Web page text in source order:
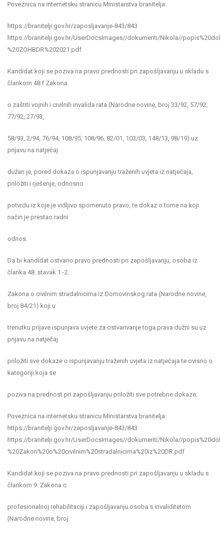
Poveznica na internetsku stranicu Ministarstva branitelja:
https://branitelji.gov.hr/zaposljavanje-843/843
https://branitelji.gov.hr/UserDocsImages//dokumenti/Nikola//
%20ZOHBDR%202021.pdf
Kandidat koji se poziva na pravo prednosti pri zapošljavanju u skladu s
člankom 48.f Zakona
o zaštiti vojnih i civilnih invalida rata (Narodne novine, broj 33/92, 57/92,
77/92, 27/93,
58/93, 2/94, 76/94, 108/95, 108/96, 82/01, 103/03, 148/13, 98/19) uz
prijavu na natječaj
dužan je, pored dokaza o ispunjavanju traženih uvjeta iz natječaja,
priložiti i rješenje, odnosno
potvrdu iz koje je vidljivo spomenuto pravo, te dokaz o tome na koji
način je prestao radni
odnos.
Da bi kandidat ostvario pravo prednosti pri zapošljavanju, osoba iz
članka 48. stavak 1.-2.
Zakona o civilnim stradalnicima iz Domovinskog rata (Narodne novine,
broj 84/21) koji u
trenutku prijave ispunjava uvjete za ostvarivanje toga prava dužni su uz
prijavu na natječaj
priložiti sve dokaze o ispunjavanju traženih uvjeta iz natječaja te ovisno o
kategoriji koja se
poziva na prednost pri zapošljavanju priložiti sve potrebne dokaze.
Poveznica na internetsku stranicu Ministarstva branitelja:
https://branitelji.gov.hr/zaposljavanje-843/843
https://branitelji.gov.hr/UserDocsImages//dokumenti/Nikola//
%20Zakon%20o%20civilnim%20stradalnicima%20iz%20DR.pdf
Kandidat koji se poziva na pravo prednosti pri zapošljavanju u skladu s
člankom 9. Zakona o
profesionalnoj rehabilitaciji i zapošljavanju osoba s invaliditetom
(Narodne novine, broj